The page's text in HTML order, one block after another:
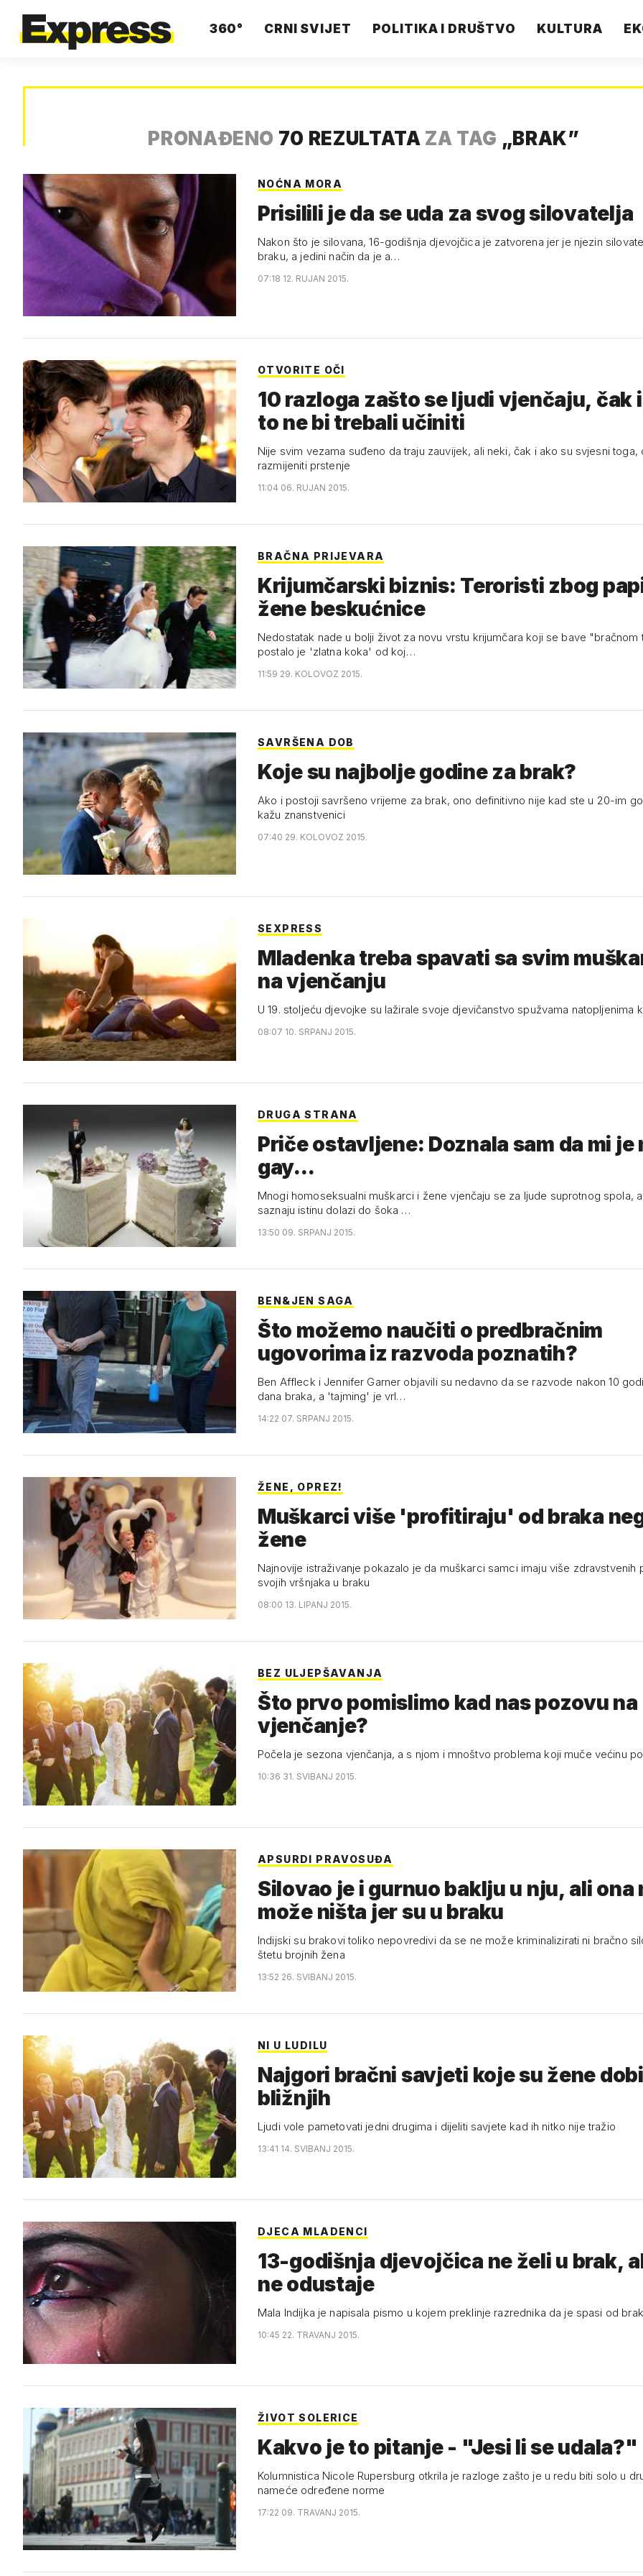
360° CRNI SVIJET POLITIKA I DRUŠTVO KULTURA
PRONAĐENO 70 REZULTATA ZA TAG „BRAK”
NOĆNA MORA
Prisilili je da se uda za svog silovatelja
Nakon što je silovana, 16-godišnja djevojčica je zatvorena jer je njezin
braku, a jedini način da je a…
07:18 12. RUJAN 2015.
OTVORITE OČI
10 razloga zašto se ljudi vjenčaju, čak
to ne bi trebali učiniti
Nije svim vezama suđeno da traju zauvijek, ali neki, čak i ako su svjesni toga,
razmijeniti prstenje
11:04 06. RUJAN 2015.
BRAČNA PRIJEVARA
Krijumčarski biznis: Teroristi zbog
žene beskućnice
Nedostatak nade u bolji život za novu vrstu krijumčara koji se bave "bračnom
postalo je 'zlatna koka' od koj…
11:59 29. KOLOVOZ 2015.
SAVRŠENA DOB
Koje su najbolje godine za brak?
Ako i postoji savršeno vrijeme za brak, ono definitivno nije kad ste u 20-im
kažu znanstvenici
07:40 29. KOLOVOZ 2015.
SEXPRESS
Mladenka treba spavati sa svim
na vjenčanju
U 19. stoljeću djevojke su lažirale svoje djevičanstvo spužvama natopljenima
08:07 10. SRPANJ 2015.
DRUGA STRANA
Priče ostavljene: Doznala sam da mi je
gay...
Mnogi homoseksualni muškarci i žene vjenčaju se za ljude suprotnog spola,
saznaju istinu dolazi do šoka …
13:50 09. SRPANJ 2015.
BEN&JEN SAGA
Što možemo naučiti o predbračnim
ugovorima iz razvoda poznatih?
Ben Affleck i Jennifer Garner objavili su nedavno da se razvode nakon 10
dana braka, a 'tajming' je vrl…
14:22 07. SRPANJ 2015.
ŽENE, OPREZ!
Muškarci više 'profitiraju' od braka
žene
Najnovije istraživanje pokazalo je da muškarci samci imaju više zdravstvenih
svojih vršnjaka u braku
08:00 13. LIPANJ 2015.
BEZ ULJEPŠAVANJA
Što prvo pomislimo kad nas pozovu na
vjenčanje?
Počela je sezona vjenčanja, a s njom i mnoštvo problema koji muče većinu
10:36 31. SVIBANJ 2015.
APSURDI PRAVOSUĐA
Silovao je i gurnuo baklju u nju, ali ona
može ništa jer su u braku
Indijski su brakovi toliko nepovredivi da se ne može kriminalizirati ni bračno
štetu brojnih žena
13:52 26. SVIBANJ 2015.
NI U LUDILU
Najgori bračni savjeti koje su žene
bližnjih
Ljudi vole pametovati jedni drugima i dijeliti savjete kad ih nitko nije tražio
13:41 14. SVIBANJ 2015.
DJECA MLADENCI
13-godišnja djevojčica ne želi u brak,
ne odustaje
Mala Indijka je napisala pismo u kojem preklinje razrednika da je spasi od
10:45 22. TRAVANJ 2015.
ŽIVOT SOLERICE
Kakvo je to pitanje - "Jesi li se udala?"
Kolumnistica Nicole Rupersburg otkrila je razloge zašto je u redu biti solo u društvu koje ti
nameće određene norme
17:22 09. TRAVANJ 2015.